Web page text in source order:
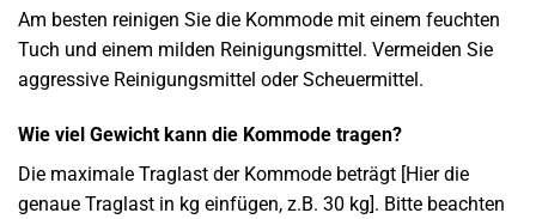
Am besten reinigen Sie die Kommode mit einem feuchten
Tuch und einem milden Reinigungsmittel. Vermeiden Sie
aggressive Reinigungsmittel oder Scheuermittel.
Wie viel Gewicht kann die Kommode tragen?
Die maximale Traglast der Kommode beträgt [Hier die
genaue Traglast in kg einfügen, z.B. 30 kg]. Bitte beachten